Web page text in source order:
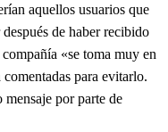
aquellos usuarios que
de haber recibido
«se toma muy en
para evitarlo.
mensaje por parte de